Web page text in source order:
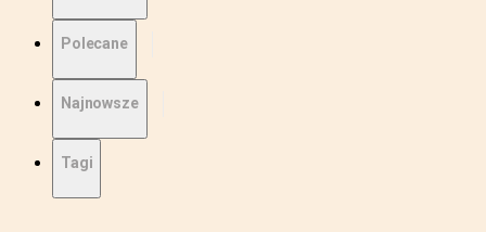
Polecane
Najnowsze
Tagi